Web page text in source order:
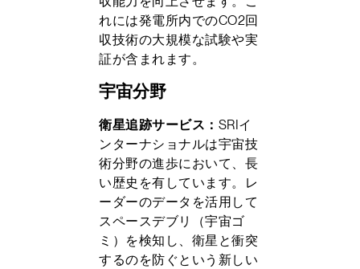
れには発電所内でのCO2回
収技術の大規模な試験や実
証が含まれます。
宇宙分野
衛星追跡サービス： SRIイ
ンターナショナルは宇宙技
術分野の進歩において、長
い歴史を有しています。レ
ーダーのデータを活用して
スペースデブリ（宇宙ゴ
ミ）を検知し、衛星と衝突
するのを防ぐという新しい